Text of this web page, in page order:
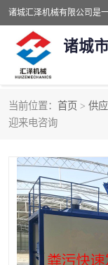
诸城
当前位置： 首页 > 供
迎来电咨询
发酵设备
鸡粪发酵机
纳米膜好氧发酵
膜式堆肥机
膜式发酵仓